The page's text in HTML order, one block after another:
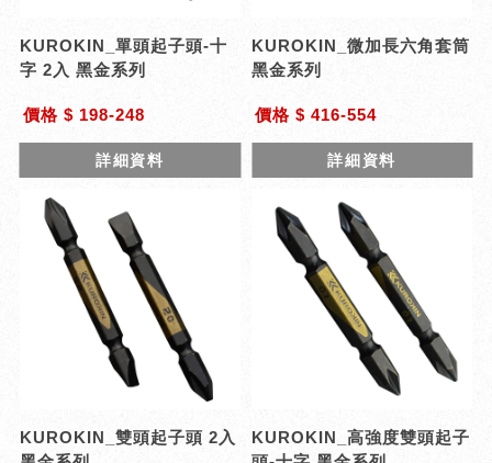
KUROKIN_單頭起子頭-十
字 2入 黑金系列
價格 $ 198-248
詳細資料
KUROKIN_微加長六角套筒
黑金系列
價格 $ 416-554
詳細資料
KUROKIN_雙頭起子頭 2入
KUROKIN_高強度雙頭起子